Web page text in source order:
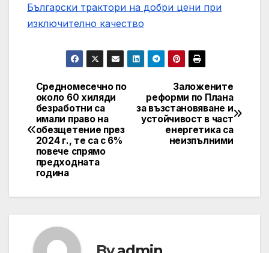
Български трактори на добри цени при
изключително качество
Post
navigation
Заложените
реформи по Плана
за възстановяване и
устойчивост в част
енергетика са
неизпълними
Средномесечно по
около 60 хиляди
безработни са
имали право на
обезщетение през
2024 г., те са с 6%
повече спрямо
предходната
година